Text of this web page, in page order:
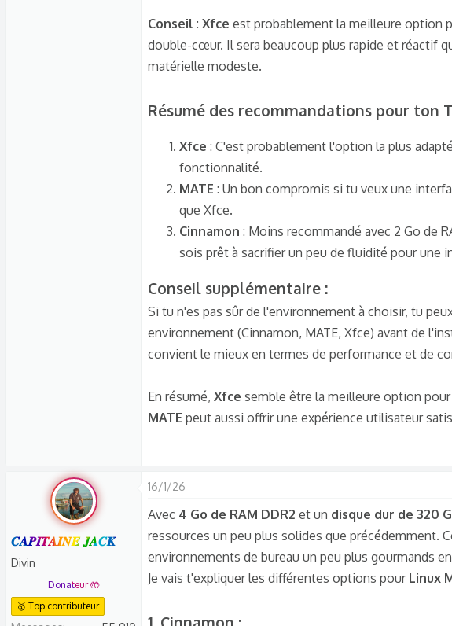
Conseil : Xfce est probablement la meilleure option
double-cœur. Il sera beaucoup plus rapide et réactif
matérielle modeste.
Résumé des recommandations pour ton
Xfce : C'est probablement l'option la plus
fonctionnalité.
MATE : Un bon compromis si tu veux une
que Xfce.
Cinnamon : Moins recommandé avec 2 Go de
sois prêt à sacrifier un peu de fluidité pour une
Conseil supplémentaire :​
Si tu n'es pas sûr de l'environnement à choisir, tu
environnement (Cinnamon, MATE, Xfce) avant de
convient le mieux en termes de performance et de
En résumé, Xfce semble être la meilleure option
MATE peut aussi offrir une expérience utilisateur
𝑪𝑨𝑷𝑰𝑻𝑨𝑰𝑵𝑬 𝑱𝑨𝑪𝑲
Divin
Donateur 🤲
🥇 Top contributeur
16/1/26
Avec 4 Go de RAM DDR2 et un disque dur de 320
ressources un peu plus solides que précédemment.
environnements de bureau un peu plus gourmands
Je vais t'expliquer les différentes options pour Linux